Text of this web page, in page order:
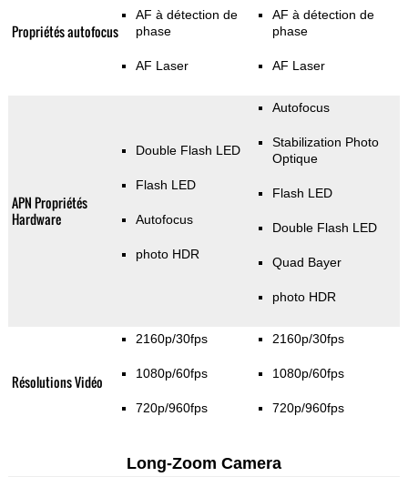
Propriétés autofocus
AF à détection de
phase
AF Laser
AF à détection de
phase
AF Laser
APN Propriétés
Hardware
Double Flash LED
Flash LED
Autofocus
photo HDR
Autofocus
Stabilization Photo
Optique
Flash LED
Double Flash LED
Quad Bayer
photo HDR
Résolutions Vidéo
2160p/30fps
1080p/60fps
720p/960fps
2160p/30fps
1080p/60fps
720p/960fps
Long-Zoom Camera